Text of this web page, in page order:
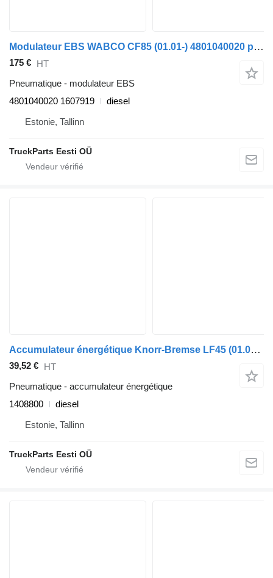
Modulateur EBS WABCO CF85 (01.01-) 4801040020 pour camion DAF LF45, LF55, LF180, CF65, CF75, CF85 (2001-)
175 € HT
Pneumatique - modulateur EBS
4801040020 1607919
diesel
Estonie, Tallinn
TruckParts Eesti OÜ
Accumulateur énergétique Knorr-Bremse LF45 (01.01-) 1408800 pour camion DAF LF45, LF55, LF180, CF65, CF75, CF85 (2001-)
39,52 € HT
Pneumatique - accumulateur énergétique
1408800
diesel
Estonie, Tallinn
TruckParts Eesti OÜ